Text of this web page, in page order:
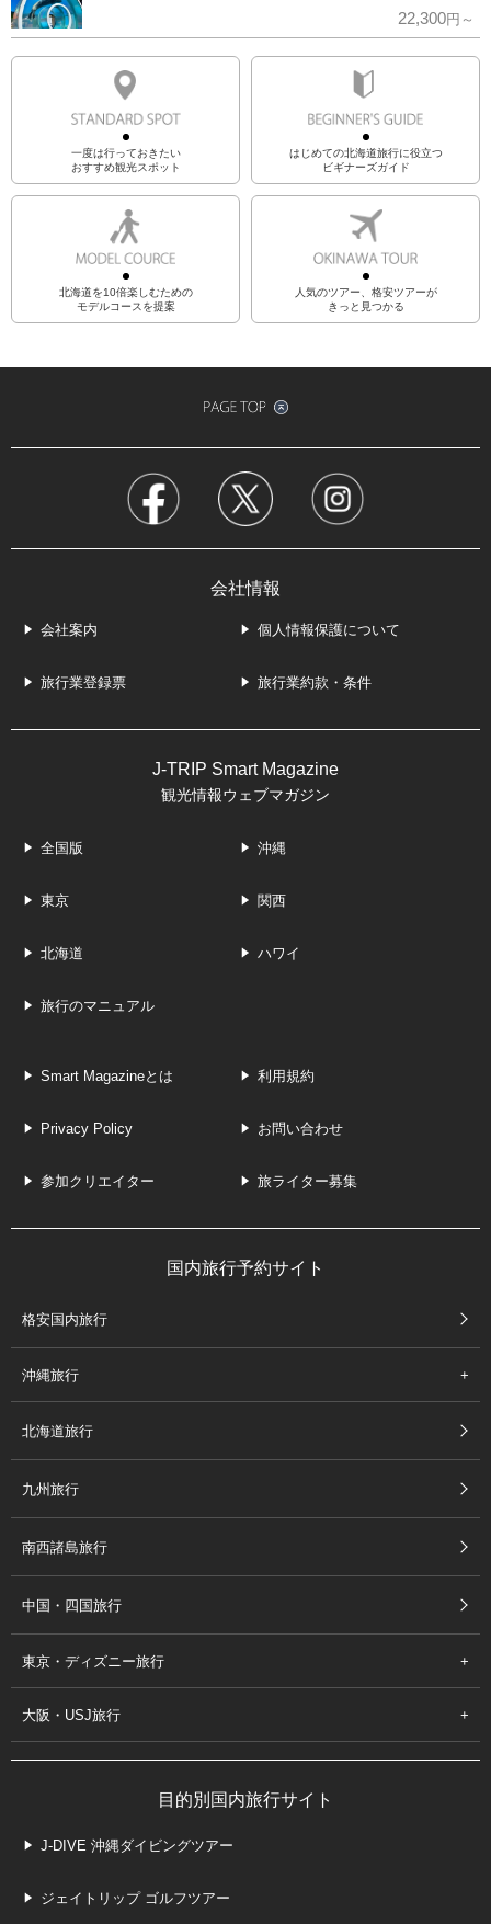
22,300円～
一度は行っておきたい
おすすめ観光スポット
はじめての北海道旅行に役立つ
ビギナーズガイド
北海道を10倍楽しむための
モデルコースを提案
人気のツアー、格安ツアーが
きっと見つかる
会社情報
会社案内 個人情報保護について
旅行業登録票 旅行業約款・条件
J-TRIP Smart Magazine
観光情報ウェブマガジン
全国版 沖縄
東京 関西
北海道 ハワイ
旅行のマニュアル
Smart Magazineとは 利用規約
Privacy Policy お問い合わせ
参加クリエイター 旅ライター募集
国内旅行予約サイト
格安国内旅行
沖縄旅行
北海道旅行
九州旅行
南西諸島旅行
中国・四国旅行
東京・ディズニー旅行
大阪・USJ旅行
目的別国内旅行サイト
J-DIVE 沖縄ダイビングツアー
ジェイトリップ ゴルフツアー